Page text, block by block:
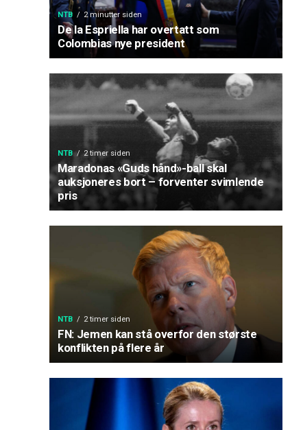
NTB 2 minutter siden
De la Espriella har overtatt som
Colombias nye president
NTB 2 timer siden
Maradonas «Guds hånd»-ball skal
auksjoneres bort – forventer svimlende
pris
NTB 2 timer siden
FN: Jemen kan stå overfor den største
konflikten på flere år